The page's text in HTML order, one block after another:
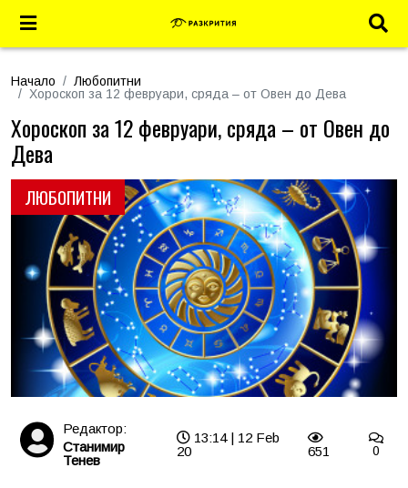
Начало
Любопитни
Хороскоп за 12 февруари, сряда – от Овен до Дева
ЛЮБОПИТНИ
Хороскоп за 12 февруари, сряда – от Овен до
Дева
Редактор:
Станимир
Тенев
13:14 | 12 Feb
20
651 0